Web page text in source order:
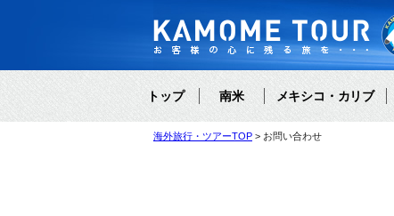
トップ 南米 メキシコ・カリブ
海外旅行・ツアーTOP お問い合わせ